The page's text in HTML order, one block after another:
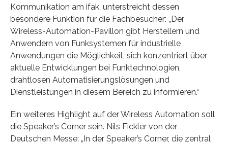
Kommunikation am ifak, unterstreicht dessen
besondere Funktion für die Fachbesucher: „Der
Wireless-Automation-Pavillon gibt Herstellern und
Anwendern von Funksystemen für industrielle
Anwendungen die Möglichkeit, sich konzentriert über
aktuelle Entwicklungen bei Funktechnologien,
drahtlosen Automatisierungslösungen und
Dienstleistungen in diesem Bereich zu informieren.“
Ein weiteres Highlight auf der Wireless Automation soll
die Speaker’s Corner sein. Nils Fickler von der
Deutschen Messe: „In der Speaker’s Corner, die zentral